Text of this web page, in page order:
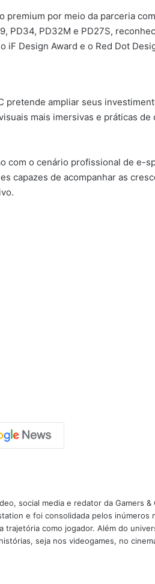
premium por meio da parceria
PD34, PD32M e PD27S,
Design Award e o Red Dot
pretende ampliar seus
mais imersivas e práticas de
com o cenário profissional de e-
capazes de acompanhar as
social media e redator da Gamers &
e foi consolidada pelos inúmeros
trajetória como jogador. Além do
seja nos videogames, no